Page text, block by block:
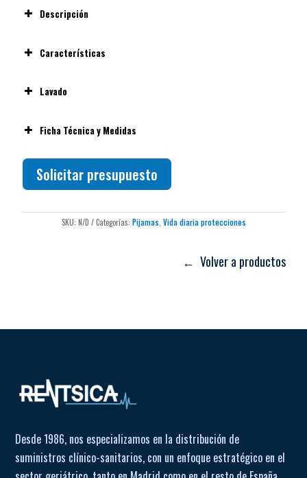
Descripción
Características
Lavado
Planchado
Secado
No usar lejía
Ficha Técnica y Medidas
Solicitar presupuesto
SKU: N/D Categorías: Pijamas Vida diaria protecciones
← Volver a productos
Desde 1986, nos especializamos en la distribución de
suministros clínico-sanitarios, con un enfoque estratégico en el